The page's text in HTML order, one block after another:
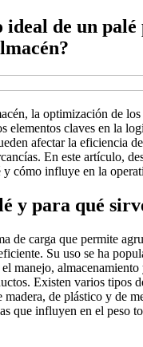
ideal de un palé
la optimización de los
elementos claves en la
afectar la eficiencia
En este artículo,
y cómo influye en la
y para qué
de carga que permite
Su uso se ha
manejo, almacenamiento
Existen varios tipos
madera, de plástico y de
que influyen en el peso